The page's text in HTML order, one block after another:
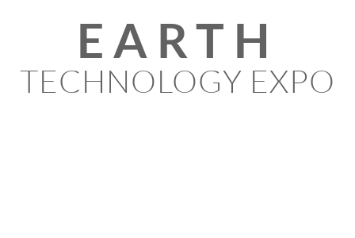
EARTH
TECHNOLOGY EXPO